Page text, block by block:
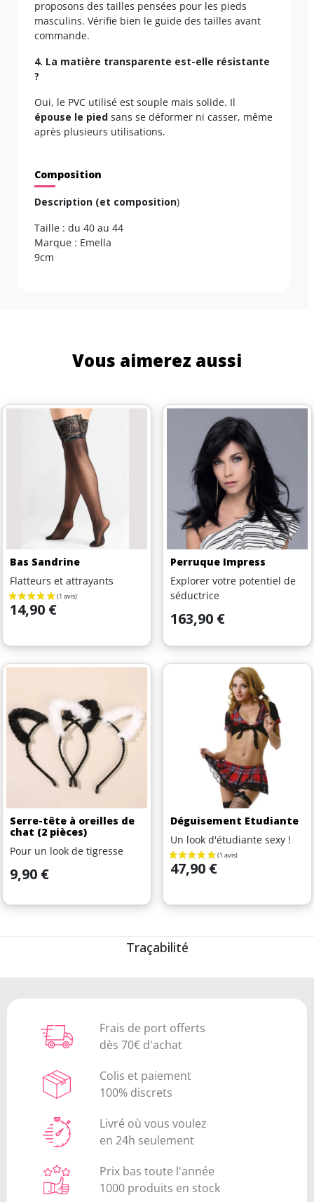
proposons des tailles pensées pour les pieds
masculins. Vérifie bien le guide des tailles avant
commande.
4. La matière transparente est-elle résistante
?
Oui, le PVC utilisé est souple mais solide. Il
épouse le pied sans se déformer ni casser, même
après plusieurs utilisations.
Composition
Description (et composition)
Taille : du 40 au 44
Marque : Emella
9cm
Vous aimerez aussi
Bas Sandrine
Flatteurs et attrayants
Prix
14,90 €
Perruque Impress
Explorer votre potentiel de
séductrice
Prix
163,90 €
Serre-tête à oreilles de
chat (2 pièces)
Pour un look de tigresse
Prix
9,90 €
Déguisement Etudiante
Un look d'étudiante sexy !
Prix
47,90 €
Traçabilité
Frais de port offerts
dès 70€ d'achat
Colis et paiement
100% discrets
Livré où vous voulez
en 24h seulement
Prix bas toute l'année
1000 produits en stock